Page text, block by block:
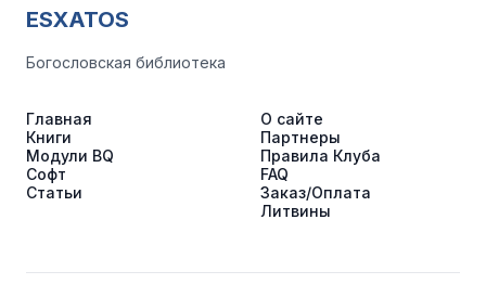
ESXATOS
Богословская библиотека
Главная
Книги
Модули BQ
Софт
Статьи
О сайте
Партнеры
Правила Клуба
FAQ
Заказ/Оплата
Литвины